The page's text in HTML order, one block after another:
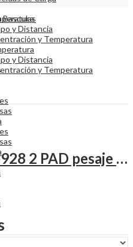
y Distancia
y Temperatura
y Distancia
y Temperatura
Báscula portátil OP-928 2 PAD pesaje de camiones 50 Mil Libras